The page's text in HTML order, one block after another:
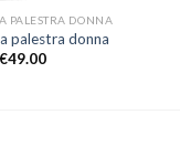
PALESTRA DONNA
palestra donna
€49.00